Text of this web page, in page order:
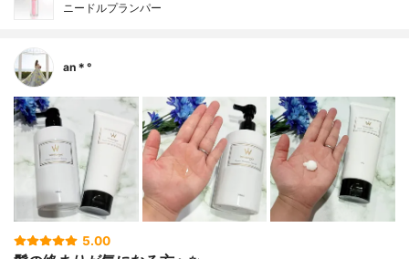
ニードルプランパー
an＊°
5.00